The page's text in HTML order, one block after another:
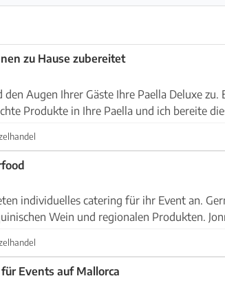
zu Hause zubereitet
Augen Ihrer Gäste Ihre Paella Deluxe zu.
Produkte in Ihre Paella und ich bereite
individuelles catering für ihr Event an.
Wein und regionalen Produkten.
Events auf Mallorca